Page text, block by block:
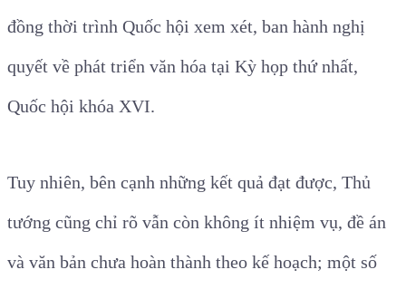
đồng thời trình Quốc hội xem xét, ban hành nghị
quyết về phát triển văn hóa tại Kỳ họp thứ nhất,
Quốc hội khóa XVI.
Tuy nhiên, bên cạnh những kết quả đạt được, Thủ
tướng cũng chỉ rõ vẫn còn không ít nhiệm vụ, đề án
và văn bản chưa hoàn thành theo kế hoạch; một số